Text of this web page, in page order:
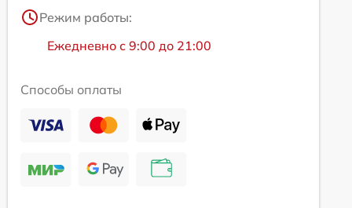
Режим работы:
Ежедневно с 9:00 до 21:00
Способы оплаты